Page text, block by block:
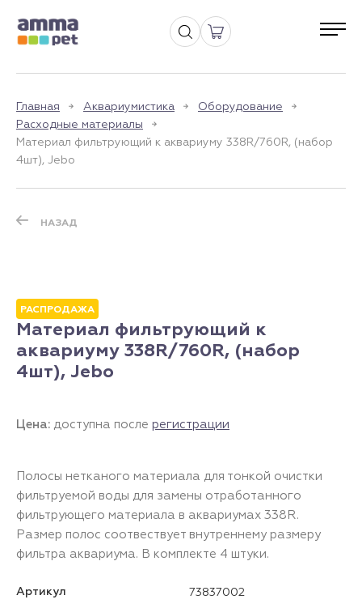
Главная Аквариумистика
Оборудование
Расходные материалы
Материал фильтрующий к аквариуму 338R/760R, (набор
4шт), Jebo
НАЗАД
РАСПРОДАЖА
Материал фильтрующий к
аквариуму 338R/760R, (набор
4шт), Jebo
Цена: доступна после регистрации
Полосы нетканого материала для тонкой очистки
фильтруемой воды для замены отработанного
фильтрующего материала в аквариумах 338R.
Размер полос соотвествует внутреннему размеру
фильтра аквариума. В комплекте 4 штуки.
Артикул 73837002